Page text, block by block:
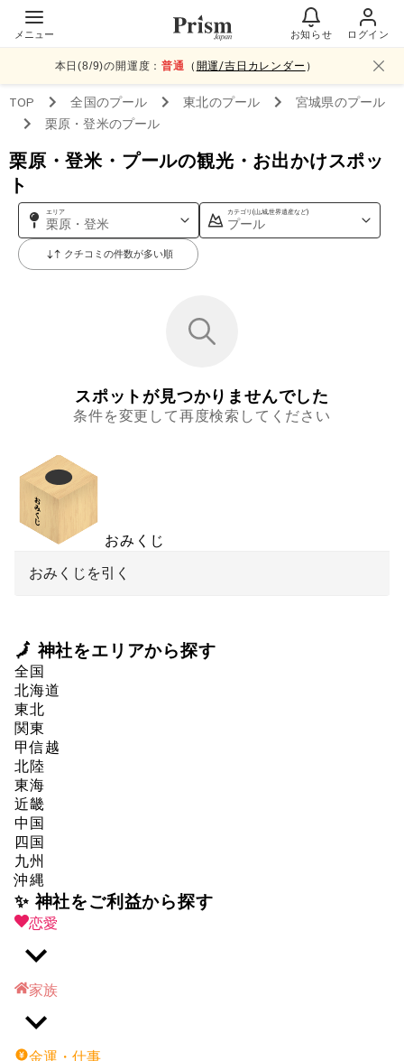
メニュー お知らせ ログイン
本日(8/9)の開運度：普通 （ 開運/吉日カレンダー ）
TOP 全国のプール 東北のプール 宮城県のプール
栗原・登米のプール
栗原・登米・プールの観光・お出かけスポッ
ト
エリア
栗原・登米
カテゴリ(山,城,世界遺産など)
プール
クチコミの件数が多い順
スポットが見つかりませんでした
条件を変更して再度検索してください
おみくじ
おみくじを引く
🗾 神社をエリアから探す
全国
北海道
東北
関東
甲信越
北陸
東海
近畿
中国
四国
九州
沖縄
✨ 神社をご利益から探す
恋愛
家族
金運・仕事